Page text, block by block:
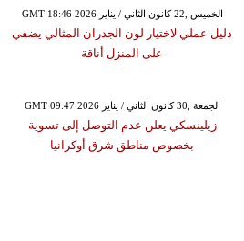
GMT 18:46 2026 الخميس ,22 كانون الثاني / يناير
دليل عملي لاختيار لون الجدران المثالي يضفي
على المنزل أناقة
GMT 09:47 2026 الجمعة ,30 كانون الثاني / يناير
زيلينسكي يعلن عدم التوصل إلى تسوية
بخصوص مناطق شرق أوكرانيا